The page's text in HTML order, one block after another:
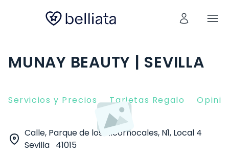
MUNAY BEAUTY | SEVILLA
Servicios y Precios Tarjetas Regalo
Calle, Parque de los Alcornocales, N1, Local 4
Sevilla 41015